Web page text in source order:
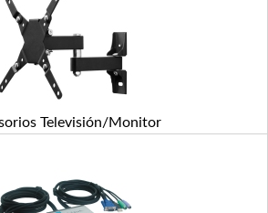
Televisión/Monitor